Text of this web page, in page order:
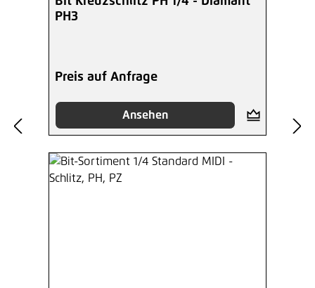
PH3
Preis auf Anfrage
Ansehen